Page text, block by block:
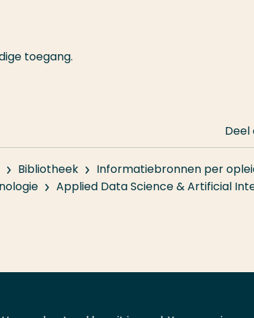
toegang.
Bibliotheek
Informatiebronnen per
Applied Data Science & Artificial